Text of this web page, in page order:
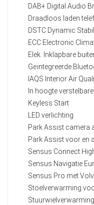
DAB+ Digital Audio
Draadloos laden
DSTC Dynamic
ECC Electronic
Elek. Inklapbare
Geïntegreerde
IAQS Interior Air
In hoogte
Keyless Start
LED verlichting
Park Assist camera
Park Assist voor en
Sensus Connect
Sensus Navigatie
Sensus Pro met
Stoelverwarming
Stuurwielverwarming